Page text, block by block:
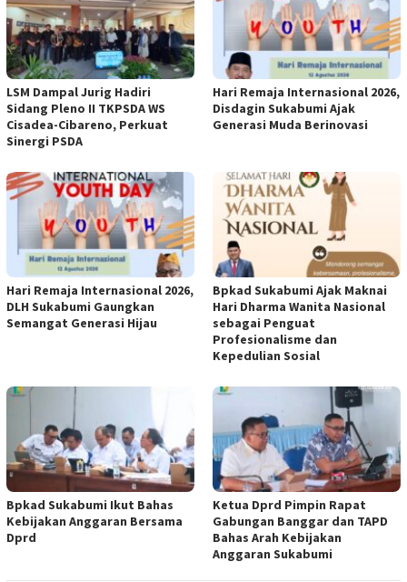
LSM Dampal Jurig Hadiri
Sidang Pleno II TKPSDA WS
Cisadea-Cibareno, Perkuat
Sinergi PSDA
Hari Remaja Internasional 2026,
Disdagin Sukabumi Ajak
Generasi Muda Berinovasi
Hari Remaja Internasional 2026,
DLH Sukabumi Gaungkan
Semangat Generasi Hijau
Bpkad Sukabumi Ajak Maknai
Hari Dharma Wanita Nasional
sebagai Penguat
Profesionalisme dan
Kepedulian Sosial
Bpkad Sukabumi Ikut Bahas
Kebijakan Anggaran Bersama
Dprd
Ketua Dprd Pimpin Rapat
Gabungan Banggar dan TAPD
Bahas Arah Kebijakan
Anggaran Sukabumi